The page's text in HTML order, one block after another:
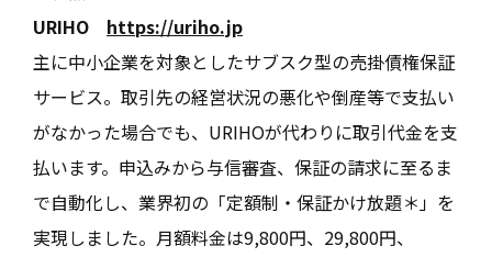
URIHO https://uriho.jp
主に中小企業を対象としたサブスク型の売掛債権保証
サービス。取引先の経営状況の悪化や倒産等で支払い
がなかった場合でも、URIHOが代わりに取引代金を支
払います。申込みから与信審査、保証の請求に至るま
で自動化し、業界初の「定額制・保証かけ放題＊」を
実現しました。月額料金は9,800円、29,800円、